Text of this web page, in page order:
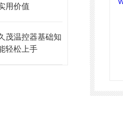
用价值
茂温控器基础知
轻松上手